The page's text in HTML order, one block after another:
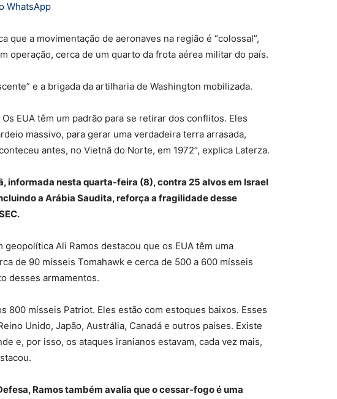
WhatsApp
que a movimentação de aeronaves na região é “colossal”,
operação, cerca de um quarto da frota aérea militar do país.
e a brigada da artilharia de Washington mobilizada.
EUA têm um padrão para se retirar dos conflitos. Eles
massivo, para gerar uma verdadeira terra arrasada,
antes, no Vietnã do Norte, em 1972”, explica Laterza.
informada nesta quarta-feira (8), contra 25 alvos em Israel
a Arábia Saudita, reforça a fragilidade desse
Ali Ramos destacou que os EUA têm uma
de 90 mísseis Tomahawk e cerca de 500 a 600 mísseis
desses armamentos.
800 mísseis Patriot. Eles estão com estoques baixos. Esses
Unido, Japão, Austrália, Canadá e outros países. Existe
e, por isso, os ataques iranianos estavam, cada vez mais,
Ramos também avalia que o cessar-fogo é uma